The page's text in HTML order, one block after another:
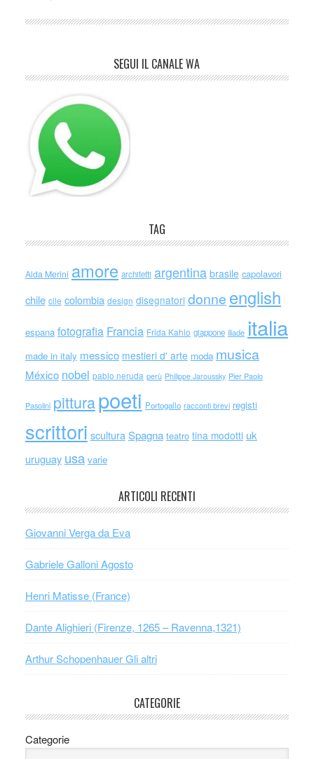
SEGUI IL CANALE WA
TAG
Alda Merini amore architetti argentina brasile capolavori
chile cile colombia design disegnatori donne english
espana fotografia Francia Frida Kahlo giappone iliade italia
made in italy messico mestieri d' arte moda musica
México nobel pablo neruda perù Philippe Jaroussky Pier Paolo
Pasolini pitturapoeti Portogallo racconti brevi registi
scrittori scultura Spagna teatro tina modotti uk
uruguay usa varie
ARTICOLI RECENTI
Giovanni Verga da Eva
Gabriele Galloni Agosto
Henri Matisse (France)
Dante Alighieri (Firenze, 1265 – Ravenna,1321)
Arthur Schopenhauer Gli altri
CATEGORIE
Categorie